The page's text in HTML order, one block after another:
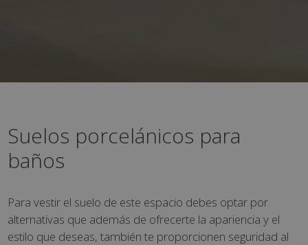
Suelos porcelánicos para
baños
Para vestir el suelo de este espacio debes optar por
alternativas que además de ofrecerte la apariencia y el
estilo que deseas, también te proporcionen seguridad al